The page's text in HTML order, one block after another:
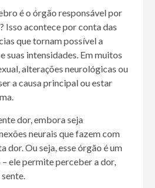
é o órgão responsável por
Isso acontece por conta das
que tornam possível a
suas intensidades. Em muitos
alterações neurológicas ou
a causa principal ou estar
dor, embora seja
neurais que fazem com
dor. Ou seja, esse órgão é um
ele permite perceber a dor,